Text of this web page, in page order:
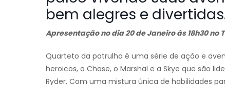
bem alegres e
Apresentação no dia 20 de Janeiro às 18h30 no
Quarteto da patrulha é uma série de ação e
heroicos, o Chase, o Marshal e a Skye que são
Ryder. Com uma mistura única de habilidades